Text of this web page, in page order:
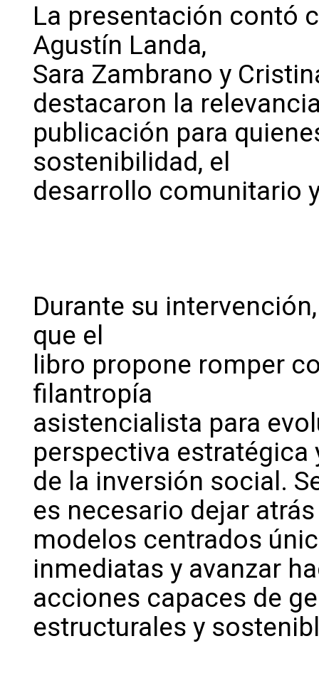
La presentación contó
Agustín Landa,
Sara Zambrano y
destacaron la
publicación para
sostenibilidad, el
desarrollo comunitario
Durante su
que el
libro propone romper
filantropía
asistencialista para
perspectiva estratégica
de la inversión social.
es necesario dejar atrás
modelos centrados
inmediatas y avanzar
acciones capaces de
estructurales y